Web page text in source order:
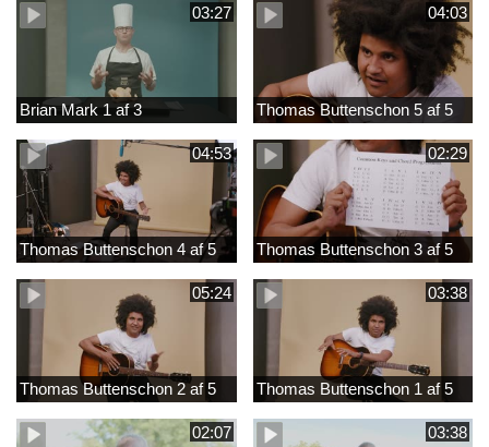
03:27
Brian Mark 1 af 3
04:03
Thomas Buttenschon 5 af 5
04:53
Thomas Buttenschon 4 af 5
02:29
Thomas Buttenschon 3 af 5
05:24
Thomas Buttenschon 2 af 5
03:38
Thomas Buttenschon 1 af 5
02:07 03:38